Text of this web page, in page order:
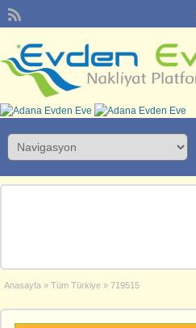
Anasayfa » Tüm Türkiye » 719515